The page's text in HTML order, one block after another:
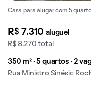
Casa para alugar com 5
R$ 7.310 aluguel
R$ 8.270 total
350 m² · 5 quartos · 2
Rua Ministro Sinésio